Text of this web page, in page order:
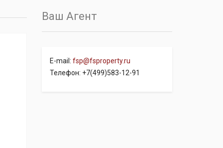
Ваш Агент
E-mail: fsp@fsproperty.ru
Телефон: +7(499)583-12-91